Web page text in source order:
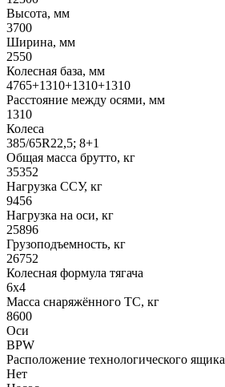
Высота, мм
3700
Ширина, мм
2550
Колесная база, мм
4765+1310+1310+1310
Расстояние между осями, мм
1310
Колеса
385/65R22,5; 8+1
Общая масса брутто, кг
35352
Нагрузка ССУ, кг
9456
Нагрузка на оси, кг
25896
Грузоподъемность, кг
26752
Колесная формула тягача
6x4
Масса снаряжённого ТС, кг
8600
Оси
BPW
Расположение технологического ящика
Нет